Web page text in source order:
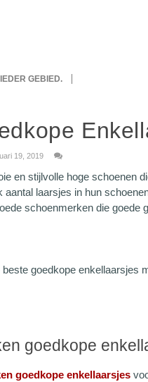
GEBIED.
19, 2019
en stijlvolle hoge schoenen
aantal laarsjes in hun
schoenmerken die goede
goedkope enkellaarsjes
goedkope
goedkope enkellaarsjes